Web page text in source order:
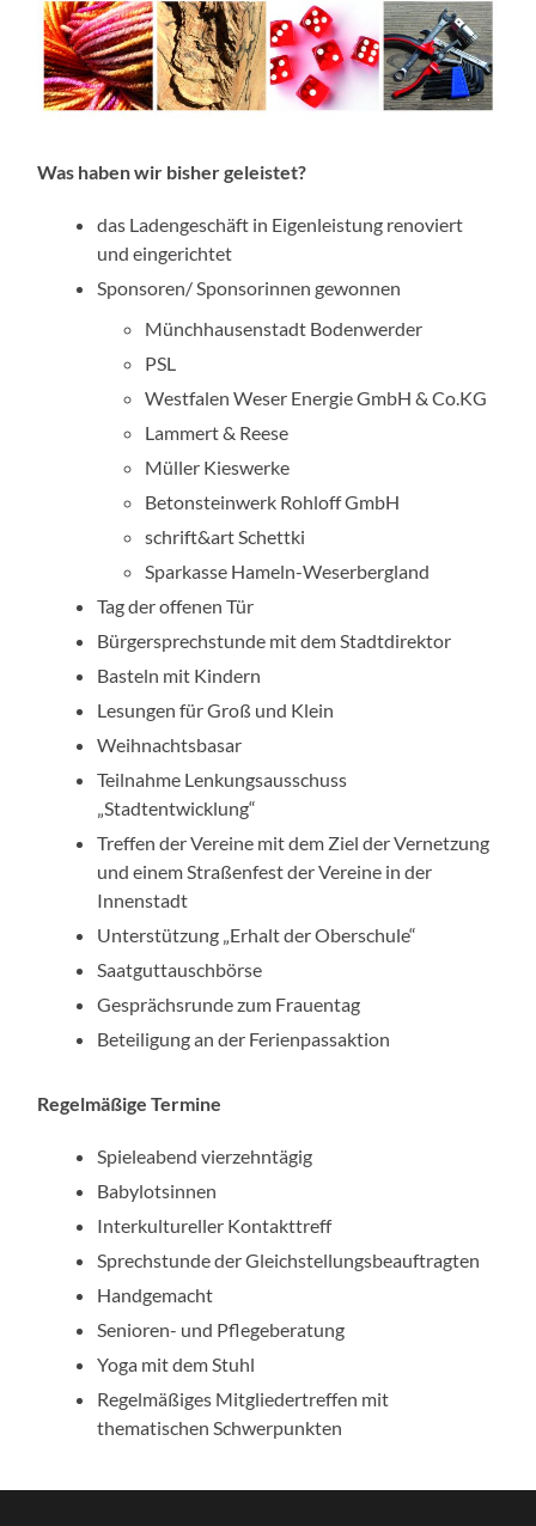
Was haben wir bisher geleistet?
das Ladengeschäft in Eigenleistung renoviert
und eingerichtet
Sponsoren/ Sponsorinnen gewonnen
Münchhausenstadt Bodenwerder
PSL
Westfalen Weser Energie GmbH & Co.KG
Lammert & Reese
Müller Kieswerke
Betonsteinwerk Rohloff GmbH
schrift&art Schettki
Sparkasse Hameln-Weserbergland
Tag der offenen Tür
Bürgersprechstunde mit dem Stadtdirektor
Basteln mit Kindern
Lesungen für Groß und Klein
Weihnachtsbasar
Teilnahme Lenkungsausschuss
„Stadtentwicklung“
Treffen der Vereine mit dem Ziel der Vernetzung
und einem Straßenfest der Vereine in der
Innenstadt
Unterstützung „Erhalt der Oberschule“
Saatguttauschbörse
Gesprächsrunde zum Frauentag
Beteiligung an der Ferienpassaktion
Regelmäßige Termine
Spieleabend vierzehntägig
Babylotsinnen
Interkultureller Kontakttreff
Sprechstunde der Gleichstellungsbeauftragten
Handgemacht
Senioren- und Pflegeberatung
Yoga mit dem Stuhl
Regelmäßiges Mitgliedertreffen mit
thematischen Schwerpunkten